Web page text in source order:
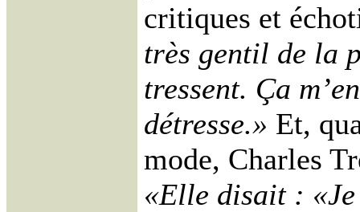
critiques et
très gentil de la
tressent. Ça
détresse.» Et,
mode, Charles
«Elle disait :